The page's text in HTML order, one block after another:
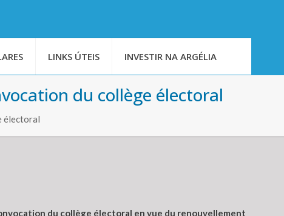
LINKS ÚTEIS INVESTIR NA ARGÉLIA
du collège électoral
électoral
du collège électoral en vue du renouvellement